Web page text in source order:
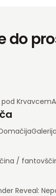
do
Krvavcem
Galerija
/
Reveal: